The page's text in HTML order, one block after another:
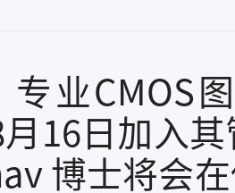
专业CMOS
16日加入
博士将会